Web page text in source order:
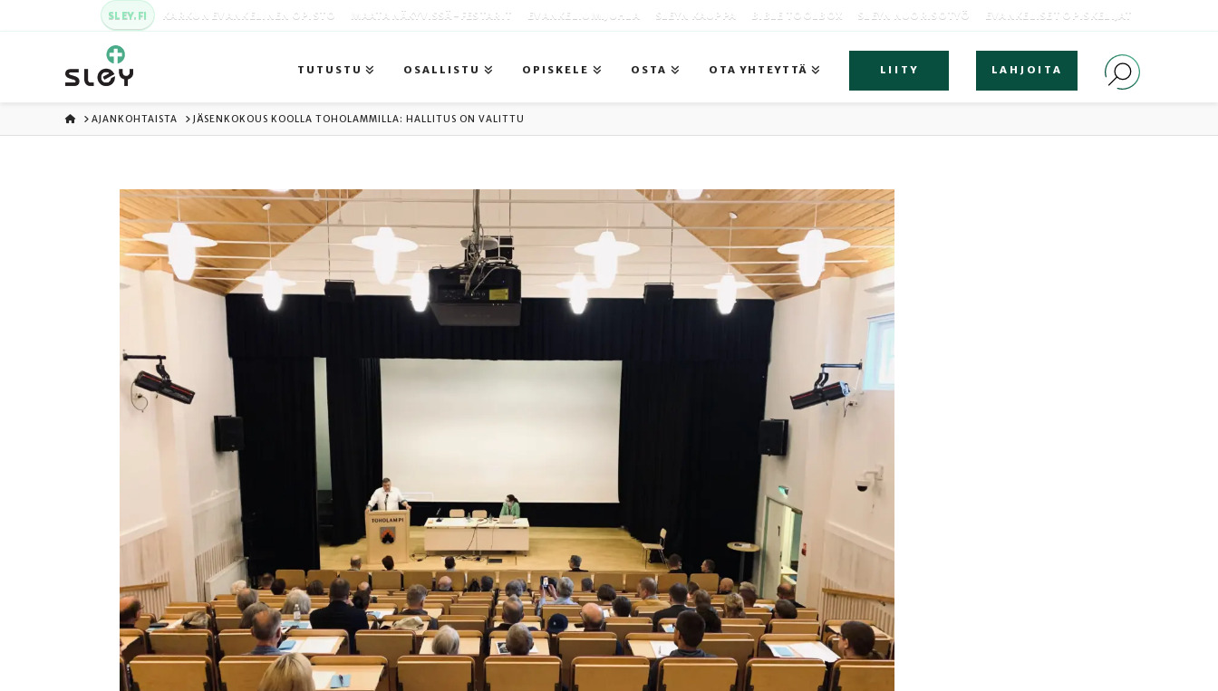
SLEY.FI KARKUN EVANKELINEN OPISTO MAATA NÄKYVISSÄ -FESTARIT EVANKELIUMIJUHLA SLEYN KAUPPA BIBLE TOOLBOX SLEYN NUORISOTYÖ EVANKELISET OPISKELIJAT
TUTUSTU OSALLISTU OPISKELE OSTA OTA YHTEYTTÄ LIITY LAHJOITA
ETUSIVU
AJANKOHTAISTA JÄSENKOKOUS KOOLLA TOHOLAMMILLA: HALLITUS ON VALITTU